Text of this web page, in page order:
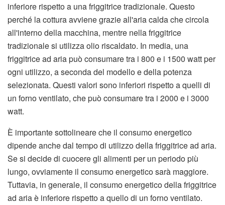
inferiore rispetto a una friggitrice tradizionale. Questo
perché la cottura avviene grazie all'aria calda che circola
all'interno della macchina, mentre nella friggitrice
tradizionale si utilizza olio riscaldato. In media, una
friggitrice ad aria può consumare tra i 800 e i 1500 watt per
ogni utilizzo, a seconda del modello e della potenza
selezionata. Questi valori sono inferiori rispetto a quelli di
un forno ventilato, che può consumare tra i 2000 e i 3000
watt.
È importante sottolineare che il consumo energetico
dipende anche dal tempo di utilizzo della friggitrice ad aria.
Se si decide di cuocere gli alimenti per un periodo più
lungo, ovviamente il consumo energetico sarà maggiore.
Tuttavia, in generale, il consumo energetico della friggitrice
ad aria è inferiore rispetto a quello di un forno ventilato.